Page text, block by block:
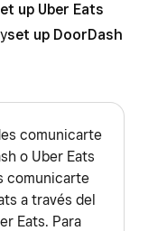
up Uber Eats
yset up DoorDash
comunicarte
o Uber Eats
comunicarte
a través del
Eats. Para